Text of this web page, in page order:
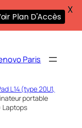
Paris
L14 (type 20U1,
portable
Laptops
Plan D'Accès
X